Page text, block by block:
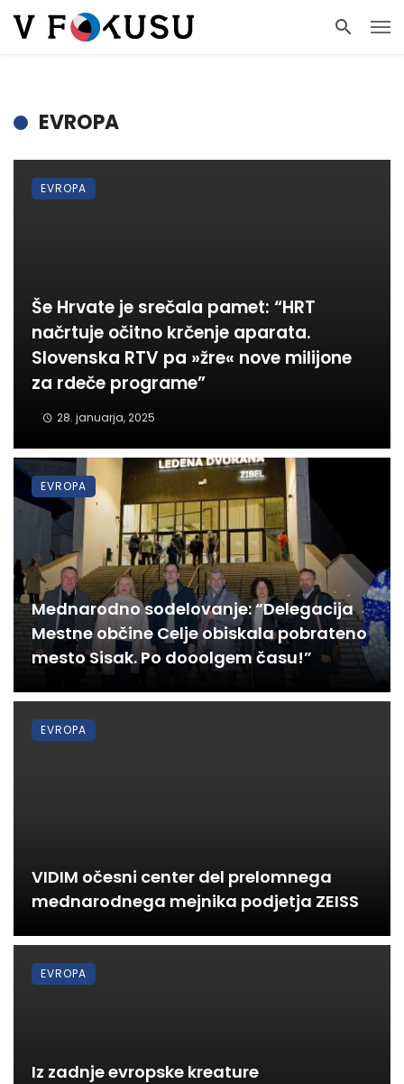
EVROPA
Še Hrvate je srečala pamet: “HRT
načrtuje očitno krčenje aparata.
Slovenska RTV pa »žre« nove milijone
za rdeče programe”
28. januarja, 2025
EVROPA
Mednarodno sodelovanje: “Delegacija
Mestne občine Celje obiskala pobrateno
mesto Sisak. Po dooolgem času!”
EVROPA
VIDIM očesni center del prelomnega
mednarodnega mejnika podjetja ZEISS
EVROPA
Iz zadnje evropske kreature
EVROPA